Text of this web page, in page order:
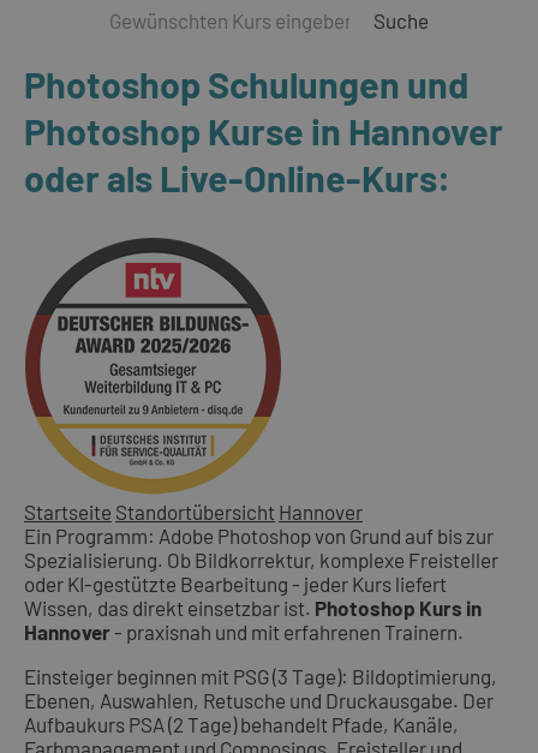
Suche
Photoshop Schulungen und
Photoshop Kurse in Hannover
oder als Live-Online-Kurs:
Startseite Standortübersicht Hannover
Ein Programm: Adobe Photoshop von Grund auf bis zur
Spezialisierung. Ob Bildkorrektur, komplexe Freisteller
oder KI-gestützte Bearbeitung - jeder Kurs liefert
Wissen, das direkt einsetzbar ist. Photoshop Kurs in
Hannover- praxisnah und mit erfahrenen Trainern.
Einsteiger beginnen mit PSG (3 Tage): Bildoptimierung,
Ebenen, Auswahlen, Retusche und Druckausgabe. Der
Aufbaukurs PSA (2 Tage) behandelt Pfade, Kanäle,